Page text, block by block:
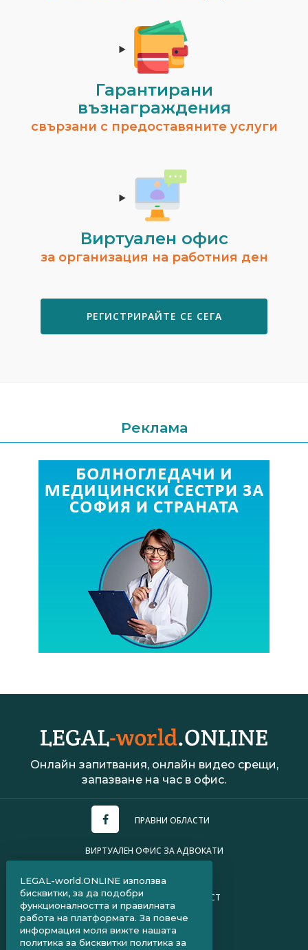
Гарантирани
възнаграждения
свързани с предоставяните услуги
Виртуален офис
за организация на работния ден
РЕГИСТРИРАЙТЕ СЕ СЕГА
Реклама
Онлайн запитвания, онлайн видео срещи,
запазване на час в офис.
ПРАВНИ ОБЛАСТИ
ВИРТУАЛЕН ОФИС ЗА АДВОКАТИ
ПОЛИТИКА ЗА ПОВЕРИТЕЛНОСТ
ЧЗВ ЗА КЛИЕНТИ
ЧЗВ ЗА АДВОКАТИ
LEGAL-world.ONLINE използва
бисквитки, за да подобри
функционалността и правилната
работа на платформата. За повече
информация моля вижте нашата
политика за бисквитки политика за